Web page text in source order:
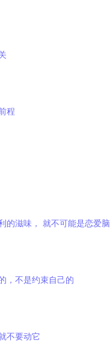
程
的滋味， 就不可能是恋爱脑
，不是约束自己的
不要动它